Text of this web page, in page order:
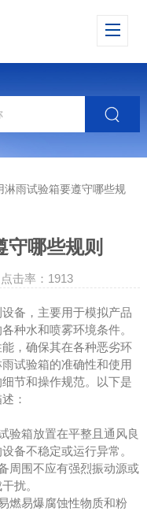
淋雨试验箱要遵守哪些规
守哪些规则
击率：1913
备，主要用于模拟产品
种水和喷雾环境条件。
，确保其在各种恶劣环
试验箱的准确性和使用
节和操作规范。以下是
：
箱放置在平整且通风良
备不稳定或运行异常。
围不应有强烈振动源或
扰。
易爆腐蚀性物质和粉